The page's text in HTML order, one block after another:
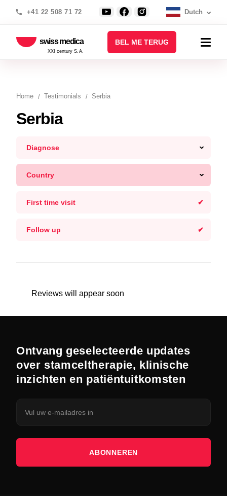
+41 22 508 71 72 Dutch
swiss medica
XXI century S.A.
BEL ME TERUG
Home Testimonials Serbia
Serbia
Diagnose
Country
First time visit
Follow up
Reviews will appear soon
Ontvang geselecteerde updates
over stamceltherapie, klinische
inzichten en patiëntuitkomsten
ABONNEREN